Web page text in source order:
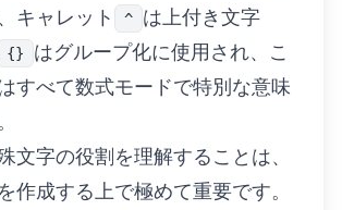
キャレット
^
は上付き文字
{}
はグループ化に使用され、こ
すべて数式モードで特別な意味
文字の役割を理解することは、
作成する上で極めて重要です。